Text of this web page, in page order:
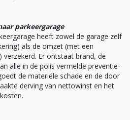
parkeergarage
heeft zowel de garage zelf
als de omzet (met een
verzekerd. Er ontstaat brand, de
alle in de polis vermelde preventie-
de materiële schade en de door
derving van nettowinst en het